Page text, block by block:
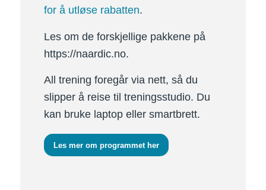
for å utløse rabatten.
Les om de forskjellige pakkene på
https://naardic.no.
All trening foregår via nett, så du
slipper å reise til treningsstudio. Du
kan bruke laptop eller smartbrett.
Les mer om programmet her